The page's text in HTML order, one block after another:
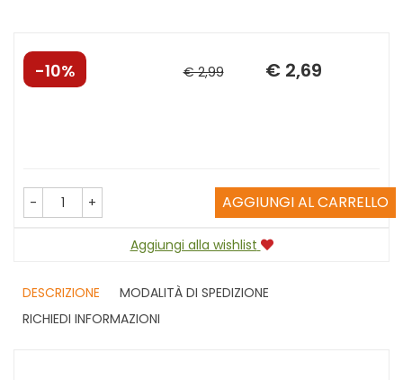
Sconto
del
10% € 2,99
Prezzo
scontato
€ 2,69
- + AGGIUNGI AL CARRELLO
Aggiungi alla wishlist
DESCRIZIONE
MODALITÀ DI SPEDIZIONE
RICHIEDI INFORMAZIONI